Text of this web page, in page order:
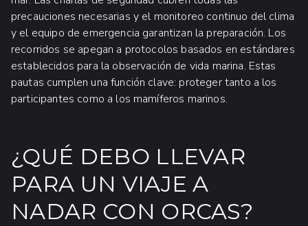
precauciones necesarias y el monitoreo continuo del clima
y el equipo de emergencia garantizan la preparación. Los
recorridos se apegan a protocolos basados en estándares
establecidos para la observación de vida marina. Estas
pautas cumplen una función clave: proteger tanto a los
participantes como a los mamíferos marinos.
¿QUÉ DEBO LLEVAR
PARA UN VIAJE A
NADAR CON ORCAS?